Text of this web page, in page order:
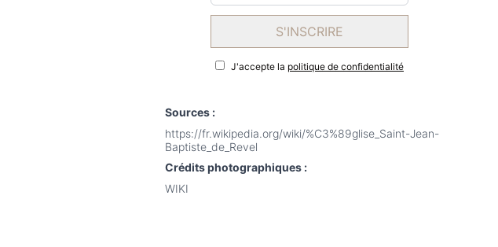
S'INSCRIRE
J'accepte la politique de confidentialité
Sources :
https://fr.wikipedia.org/wiki/%C3%89glise_Saint-Jean-
Baptiste_de_Revel
Crédits photographiques :
WIKI